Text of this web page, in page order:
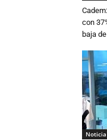
con
baja